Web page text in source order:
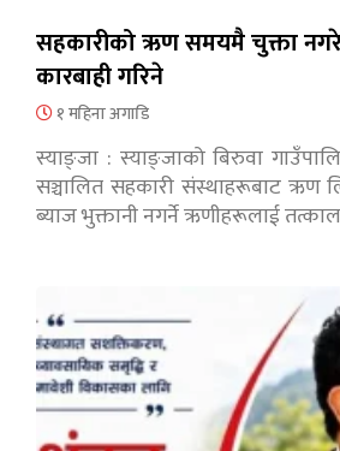
सहकारीको ऋण समयमै चुक्ता
कारबाही गरिने
१ महिना अगाडि
स्याङ्जा : स्याङ्जाको बिरुवा
सञ्चालित सहकारी संस्थाहरूबाट ऋण
ब्याज भुक्तानी नगर्ने ऋणीहरूलाई